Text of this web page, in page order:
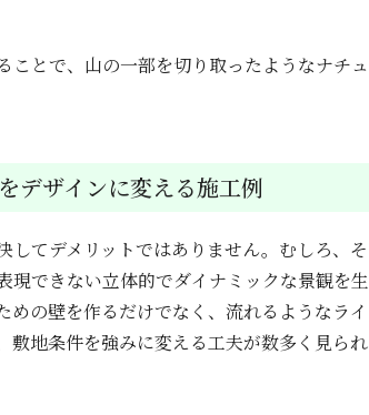
ことで、山の一部を切り取ったようなナチュ
デザインに変える施工例
てデメリットではありません。むしろ、そ
現できない立体的でダイナミックな景観を生
の壁を作るだけでなく、流れるようなライ
敷地条件を強みに変える工夫が数多く見られ